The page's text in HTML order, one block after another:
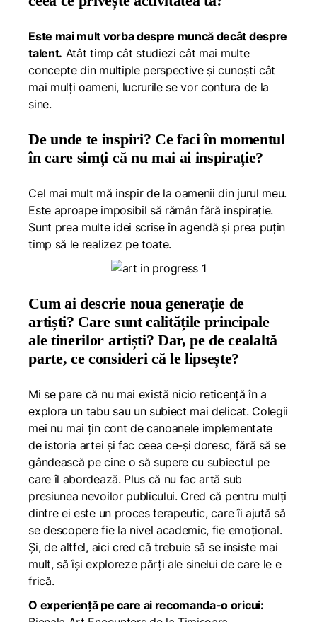
Este mai mult vorba despre muncă decât despre
talent. Atât timp cât studiezi cât mai multe
concepte din multiple perspective și cunoști cât
mai mulți oameni, lucrurile se vor contura de la
sine.
De unde te inspiri? Ce faci în momentul
în care simți că nu mai ai inspirație?
Cel mai mult mă inspir de la oamenii din jurul meu.
Este aproape imposibil să rămân fără inspirație.
Sunt prea multe idei scrise în agendă și prea puțin
timp să le realizez pe toate.
Cum ai descrie noua generație de
artiști? Care sunt calitățile principale
ale tinerilor artiști? Dar, pe de cealaltă
parte, ce consideri că le lipsește?
Mi se pare că nu mai există nicio reticență în a
explora un tabu sau un subiect mai delicat. Colegii
mei nu mai țin cont de canoanele implementate
de istoria artei și fac ceea ce-și doresc, fără să se
gândească pe cine o să supere cu subiectul pe
care îl abordează. Plus că nu fac artă sub
presiunea nevoilor publicului. Cred că pentru mulți
dintre ei este un proces terapeutic, care îi ajută să
se descopere fie la nivel academic, fie emoțional.
Și, de altfel, aici cred că trebuie să se insiste mai
mult, să își exploreze părți ale sinelui de care le e
frică.
O experiență pe care ai recomanda-o oricui: